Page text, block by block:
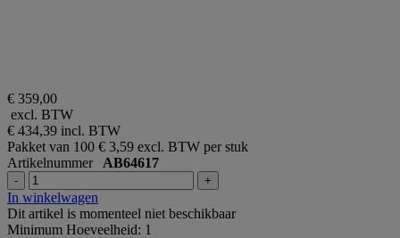
€ 359,00
excl. BTW
€ 434,39 incl. BTW
Pakket van 100 € 3,59 excl. BTW per stuk
Artikelnummer AB64617
- +
In winkelwagen
Dit artikel is momenteel niet beschikbaar
Minimum Hoeveelheid: 1